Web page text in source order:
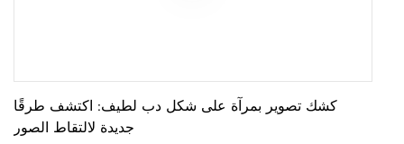
كشك تصوير بمرآة على شكل دب لطيف: اكتشف طرقًا
جديدة لالتقاط الصور